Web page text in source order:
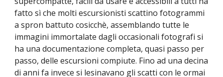
fatto sì che molti escursionisti scattino fotogrammi
a spron battuto cosicchè, assemblando tutte le
immagini immortalate dagli occasionali fotografi si
ha una documentazione completa, quasi passo per
passo, delle escursioni compiute. Fino ad una decina
di anni fa invece si lesinavano gli scatti con le ormai